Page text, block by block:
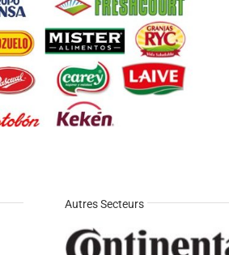
Autres Secteurs